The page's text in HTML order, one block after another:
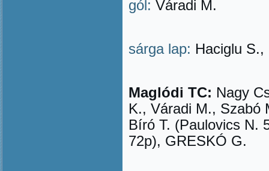
gól: Váradi M.
sárga lap: Haciglu
Maglódi TC: Nagy
K., Váradi M., Szabó
Bíró T. (Paulovics N.
72p), GRESKÓ G.